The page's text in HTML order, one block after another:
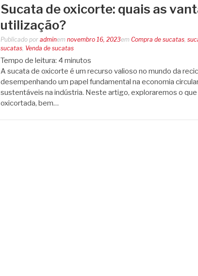
Sucata de oxicorte: quais as
utilização?
Publicado por adminem novembro 16, 2023em Compra de sucatas,
sucatas, Venda de sucatas
Tempo de leitura: 4 minutos
A sucata de oxicorte é um recurso valioso no mundo da
desempenhando um papel fundamental na economia
sustentáveis na indústria. Neste artigo, exploraremos o que
oxicortada, bem…